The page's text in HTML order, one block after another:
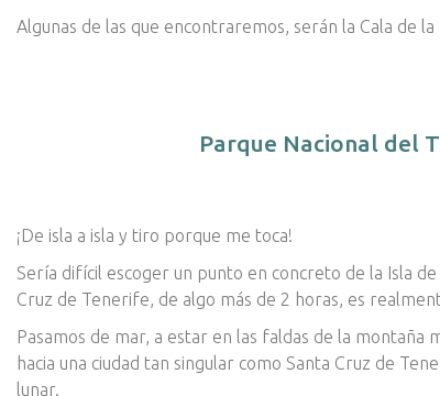
Algunas de las que encontraremos, serán la Cala de
Parque Nacional del
¡De isla a isla y tiro porque me toca!
Sería difícil escoger un punto en concreto de la Isla
Cruz de Tenerife, de algo más de 2 horas, es
Pasamos de mar, a estar en las faldas de la montaña
hacia una ciudad tan singular como Santa Cruz de
lunar.